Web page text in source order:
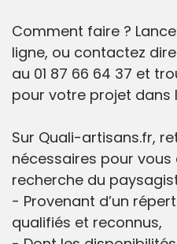
Comment faire ?
ligne, ou contactez
au 01 87 66 64 37 et
pour votre projet dans
Sur Quali-artisans.fr,
nécessaires pour
recherche du
- Provenant d’un
qualifiés et reconnus,